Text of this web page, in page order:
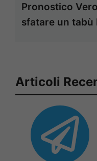
Pronostico
sfatare un tabù
Articoli